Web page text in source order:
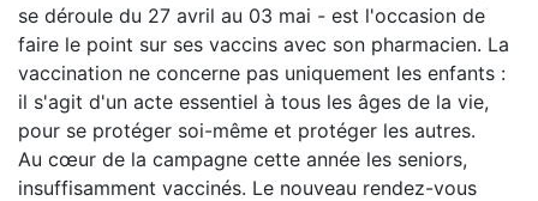
se déroule du 27 avril au 03 mai - est l'occasion de
faire le point sur ses vaccins avec son pharmacien. La
vaccination ne concerne pas uniquement les enfants :
il s'agit d'un acte essentiel à tous les âges de la vie,
pour se protéger soi-même et protéger les autres.
Au cœur de la campagne cette année les seniors,
insuffisamment vaccinés. Le nouveau rendez-vous